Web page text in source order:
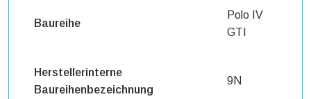
Baureihe
Polo IV
GTI
Herstellerinterne
Baureihenbezeichnung
9N